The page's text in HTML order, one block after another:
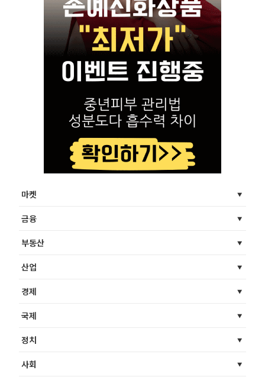
마켓
금융
부동산
산업
경제
국제
정치
사회